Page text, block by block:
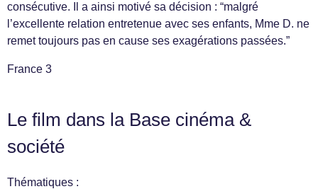
consécutive. Il a ainsi motivé sa décision : “malgré
l’excellente relation entretenue avec ses enfants, Mme D. ne
remet toujours pas en cause ses exagérations passées.”
France 3
Le film dans la Base cinéma &
société
Thématiques :